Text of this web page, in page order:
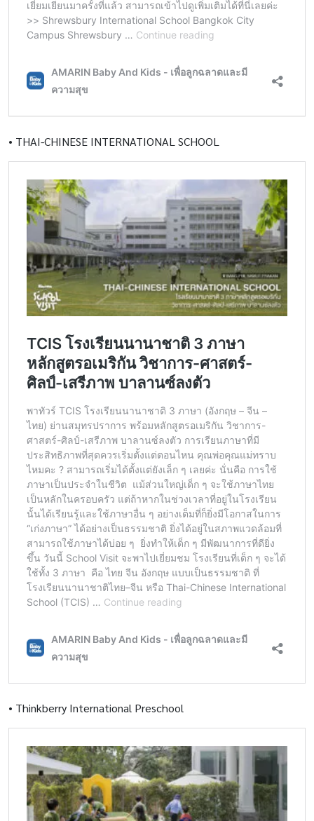
• THAI-CHINESE INTERNATIONAL SCHOOL
• Thinkberry International Preschool